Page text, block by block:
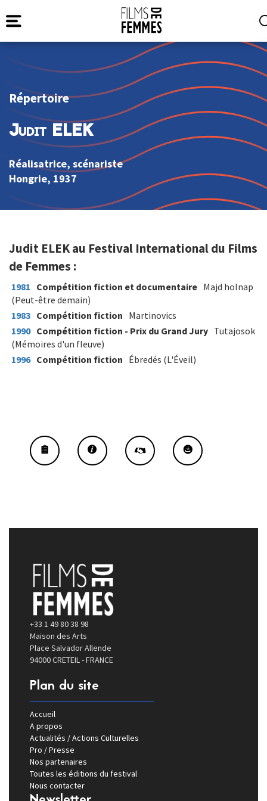
Répertoire
Judit ELEK
Réalisatrice, scénariste
Hongrie, 1937
Judit ELEK au Festival International du Films
de Femmes :
1981 Compétition fiction et documentaire Majd holnap
(Peut-être demain)
1983 Compétition fiction Martinovics
1990 Compétition fiction - Prix du Grand Jury Tutajosok
(Mémoires d'un fleuve)
1996 Compétition fiction Ébredés (L'Éveil)
+33 1 49 80 38 98
Maison des Arts
Place Salvador Allende
94000 CRETEIL - FRANCE
Plan du site
Accueil
A propos
Actualités / Actions Culturelles
Pro / Presse
Nos partenaires
Toutes les éditions du festival
Nous contacter